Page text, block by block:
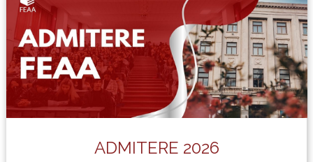
ADMITERE 2026